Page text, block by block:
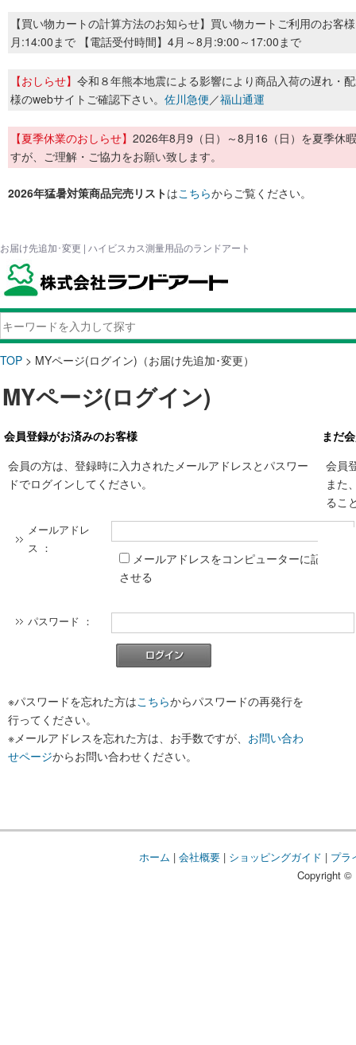
【買い物カートの計算方法のお知らせ】買い物カートご利用のお客
月:14:00まで 【電話受付時間】4月～8月:9:00～17:00まで
【おしらせ】 令和８年熊本地震による影響により商品入荷の遅れ・
様のwebサイトご確認下さい。 佐川急便／福山通運
【夏季休業のおしらせ】 2026年8月9（日）～8月16（日）を夏季休
すが、ご理解・ご協力をお願い致します。
2026年猛暑対策商品完売リストはこちらからご覧ください。
お届け先追加･変更 | ハイビスカス測量用品のランドアート
TOP > MYページ(ログイン)（お届け先追加･変更）
MYページ(ログイン)
会員登録がお済みのお客様
会員の方は、登録時に入力されたメールアドレスとパスワー
ドでログインしてください。
メールアドレ
ス ：
メールアドレスをコンピューターに記憶
させる
パスワード ：
※パスワードを忘れた方はこちらからパスワードの再発行を
行ってください。
※メールアドレスを忘れた方は、お手数ですが、 お問い合わ
せページからお問い合わせください。
まだ
会員
また
るこ
ホーム | 会社概要| ショッピングガイド | プラ
Copyright ©